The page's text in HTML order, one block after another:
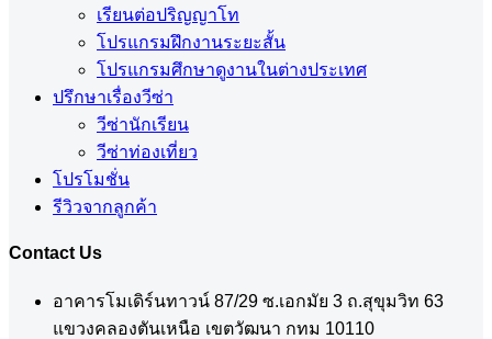
เรียนต่อปริญญาโท
โปรแกรมฝึกงานระยะสั้น
โปรแกรมศึกษาดูงานในต่างประเทศ
ปรึกษาเรื่องวีซ่า
วีซ่านักเรียน
วีซ่าท่องเที่ยว
โปรโมชั่น
รีวิวจากลูกค้า
Contact Us
อาคารโมเดิร์นทาวน์ 87/29 ซ.เอกมัย 3 ถ.สุขุมวิท 63
แขวงคลองตันเหนือ เขตวัฒนา กทม 10110